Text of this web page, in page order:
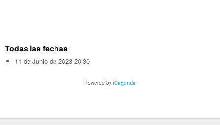
Todas las fechas
11 de Junio de 2023 20:30
Powered by iCagenda